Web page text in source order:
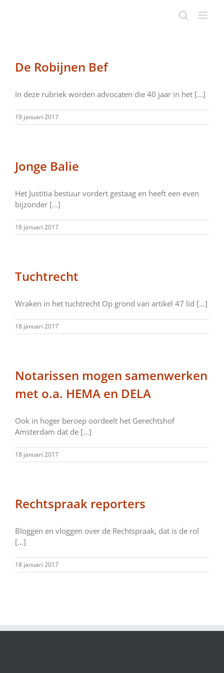
De Robijnen Bef
In deze rubriek worden advocaten die 40 jaar in het [...]
19 januari 2017
Jonge Balie
Het Justitia bestuur vordert gestaag en heeft een even
bijzonder [...]
18 januari 2017
Tuchtrecht
Wraken in het tuchtrecht Op grond van artikel 47 lid [...]
18 januari 2017
Notarissen mogen samenwerken
met o.a. HEMA en DELA
Ook in hoger beroep oordeelt het Gerechtshof
Amsterdam dat de [...]
18 januari 2017
Rechtspraak reporters
Bloggen en vloggen over de Rechtspraak, dat is de rol
[...]
18 januari 2017